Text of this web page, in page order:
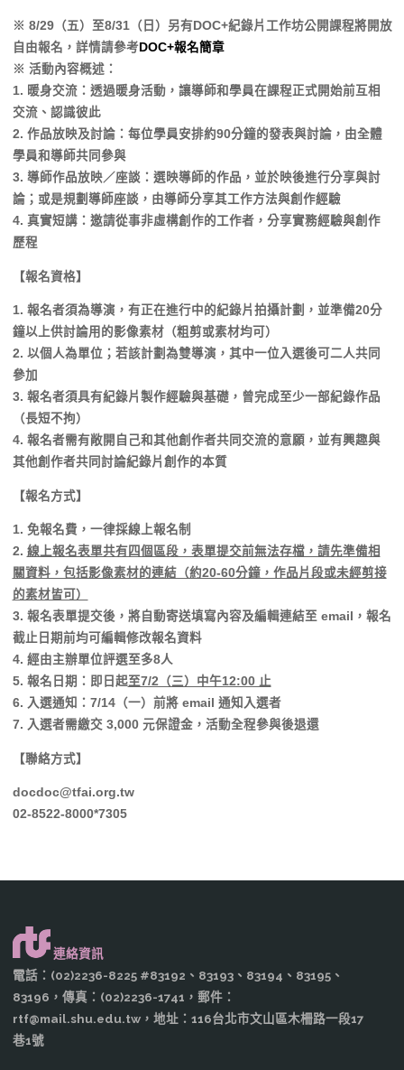
※ 8/29（五）至8/31（日）另有DOC+紀錄片工作坊公開課程將開放
自由報名，詳情請參考DOC+報名簡章
※ 活動內容概述：
1. 暖身交流：透過暖身活動，讓導師和學員在課程正式開始前互相
交流、認識彼此
2. 作品放映及討論：每位學員安排約90分鐘的發表與討論，由全體
學員和導師共同參與
3. 導師作品放映／座談：選映導師的作品，並於映後進行分享與討
論；或是規劃導師座談，由導師分享其工作方法與創作經驗
4. 真實短講：邀請從事非虛構創作的工作者，分享實務經驗與創作
歷程
【報名資格】
1. 報名者須為導演，有正在進行中的紀錄片拍攝計劃，並準備20分
鐘以上供討論用的影像素材（粗剪或素材均可）
2. 以個人為單位；若該計劃為雙導演，其中一位入選後可二人共同
參加
3. 報名者須具有紀錄片製作經驗與基礎，曾完成至少一部紀錄作品
（長短不拘）
4. 報名者需有敞開自己和其他創作者共同交流的意願，並有興趣與
其他創作者共同討論紀錄片創作的本質
【報名方式】
1. 免報名費，一律採線上報名制
2. 線上報名表單共有四個區段，表單提交前無法存檔，請先準備相
關資料，包括影像素材的連結（約20-60分鐘，作品片段或未經剪接
的素材皆可）
3. 報名表單提交後，將自動寄送填寫內容及編輯連結至 email，報名
截止日期前均可編輯修改報名資料
4. 經由主辦單位評選至多8人
5. 報名日期：即日起至7/2（三）中午12:00 止
6. 入選通知：7/14（一）前將 email 通知入選者
7. 入選者需繳交 3,000 元保證金，活動全程參與後退還
【聯絡方式】
docdoc@tfai.org.tw
02-8522-8000*7305
連絡資訊
電話：(02)2236-8225 #83192、83193、83194、83195、
83196，傳真：(02)2236-1741，郵件：
rtf@mail.shu.edu.tw，地址：116台北市文山區木柵路一段17
巷1號